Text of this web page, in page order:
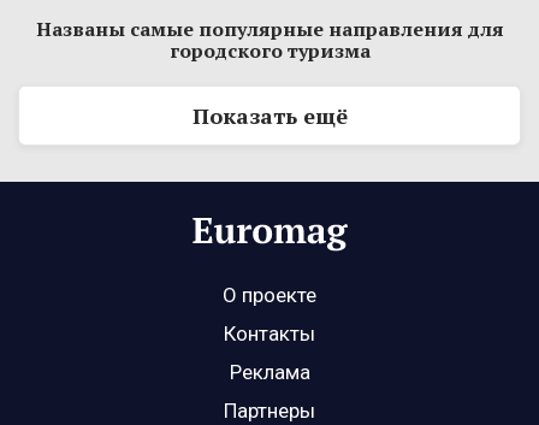
Названы самые популярные направления для
городского туризма
Показать ещё
О проекте
Контакты
Реклама
Партнеры